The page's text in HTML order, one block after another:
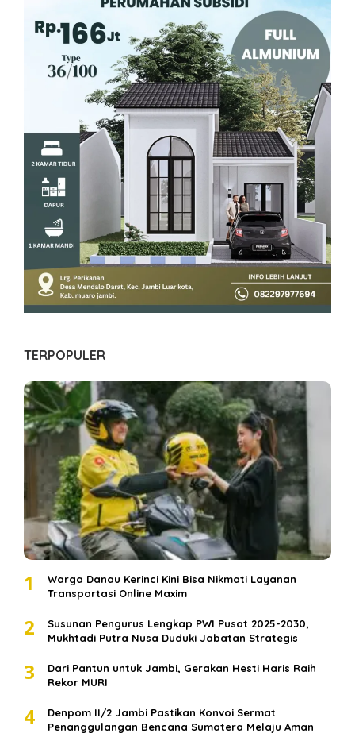
TERPOPULER
1
Warga Danau Kerinci Kini Bisa Nikmati Layanan
Transportasi Online Maxim
2
Susunan Pengurus Lengkap PWI Pusat 2025-2030,
Mukhtadi Putra Nusa Duduki Jabatan Strategis
3
Dari Pantun untuk Jambi, Gerakan Hesti Haris Raih
Rekor MURI
4
Denpom II/2 Jambi Pastikan Konvoi Sermat
Penanggulangan Bencana Sumatera Melaju Aman